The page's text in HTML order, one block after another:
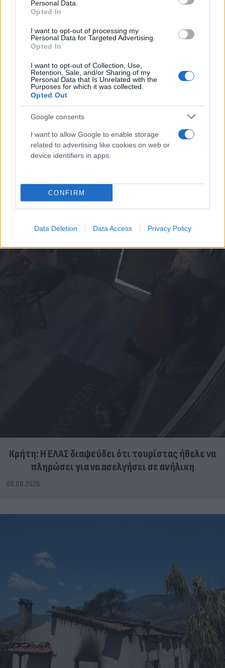
Personal Data.
Opted In
I want to opt-out of processing my
Personal Data for Targeted Advertising.
Opted In
I want to opt-out of Collection, Use,
Retention, Sale, and/or Sharing of my
Personal Data that Is Unrelated with the
Purposes for which it was collected.
Opted Out
Google consents
I want to allow Google to enable storage
related to advertising like cookies on web or
device identifiers in apps.
CONFIRM
Data Deletion Data Access Privacy Policy
Marfin: «Δεν υπάρχει ταυτοποίηση, ίδια εξέταση είχε
γίνει και το 2022» λέει ο δικηγόρος της 46χρονης
Μυστράς: «Δεν ήταν οικονομικό το κίνητρο» λέει ο
δικηγόρος του 55χρονου για τη σορό στον καταψύκτη
Κρήτη: Η ΕΛΑΣ διαψεύδει ότι τουρίστας ήθελε να
πληρώσει για να ασελγήσει σε ανήλικη
08.08.2026